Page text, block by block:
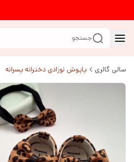
جستجو
سالی گالری پاپوش نوزادی دخترانه پسرانه